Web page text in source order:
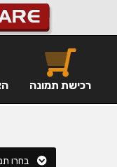
רכישת תמונה